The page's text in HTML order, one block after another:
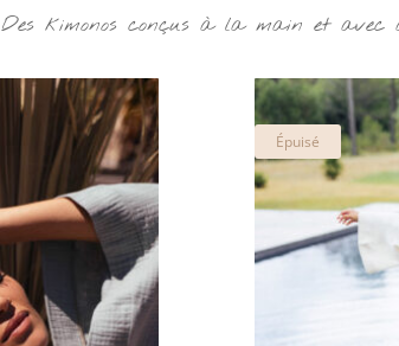
Des kimonos conçus à la main et
Épuisé